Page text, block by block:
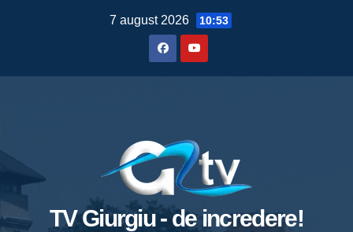
7 august 2026 10:53
TV Giurgiu - de incredere!